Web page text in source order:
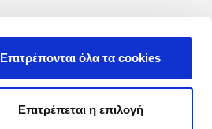
Επιτρέπονται όλα τα cookies
Επιτρέπεται η επιλογή